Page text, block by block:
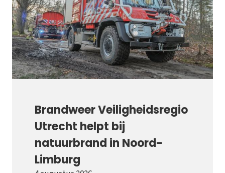
Brandweer Veiligheidsregio
Utrecht helpt bij
natuurbrand in Noord-
Limburg